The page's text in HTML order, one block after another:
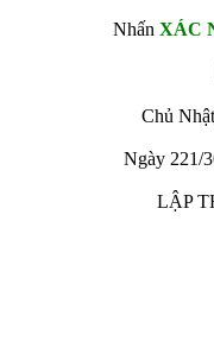
Nhấn XÁC
Chủ
Ngày 221/
LẬP